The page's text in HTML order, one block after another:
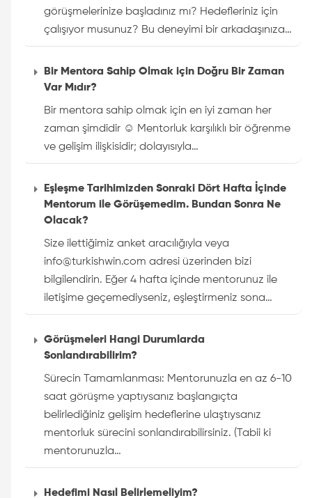
görüşmelerinize başladınız mı? Hedefleriniz için
çalışıyor musunuz? Bu deneyimi bir arkadaşınıza…
Bir Mentora Sahip Olmak için Doğru Bir Zaman
Var Mıdır?
Bir mentora sahip olmak için en iyi zaman her
zaman şimdidir ☺ Mentorluk karşılıklı bir öğrenme
ve gelişim ilişkisidir; dolayısıyla…
Eşleşme Tarihimizden Sonraki Dört Hafta İçinde
Mentorum ile Görüşemedim. Bundan Sonra Ne
Olacak?
Size ilettiğimiz anket aracılığıyla veya
info@turkishwin.com adresi üzerinden bizi
bilgilendirin. Eğer 4 hafta içinde mentorunuz ile
iletişime geçemediyseniz, eşleştirmeniz sona…
Görüşmeleri Hangi Durumlarda
Sonlandırabilirim?
Sürecin Tamamlanması: Mentorunuzla en az 6-10
saat görüşme yaptıysanız başlangıçta
belirlediğiniz gelişim hedeflerine ulaştıysanız
mentorluk sürecini sonlandırabilirsiniz. (Tabii ki
mentorunuzla…
Hedefimi Nasıl Belirlemeliyim?